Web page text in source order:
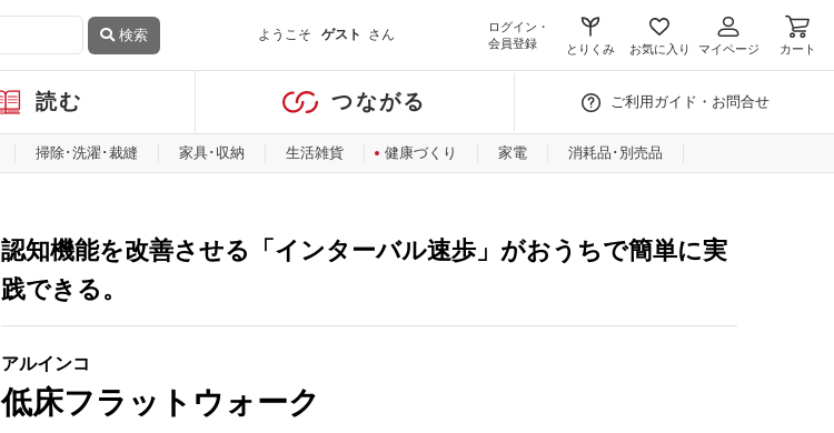
検索 ようこそ ゲスト さん
ログイン・
会員登録
とりくみ お気に入り マイページ カート
読む つながる ご利用ガイド・お問合せ
掃除･洗濯･裁縫 家具･収納 生活雑貨 健康づくり 家電 消耗品･別売品
認知機能を改善させる「インターバル速歩」がおうちで簡単に実
践できる。
アルインコ
低床フラットウォーク